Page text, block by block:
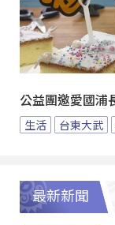
公益團邀愛國浦
生活 台東大武
最新新聞